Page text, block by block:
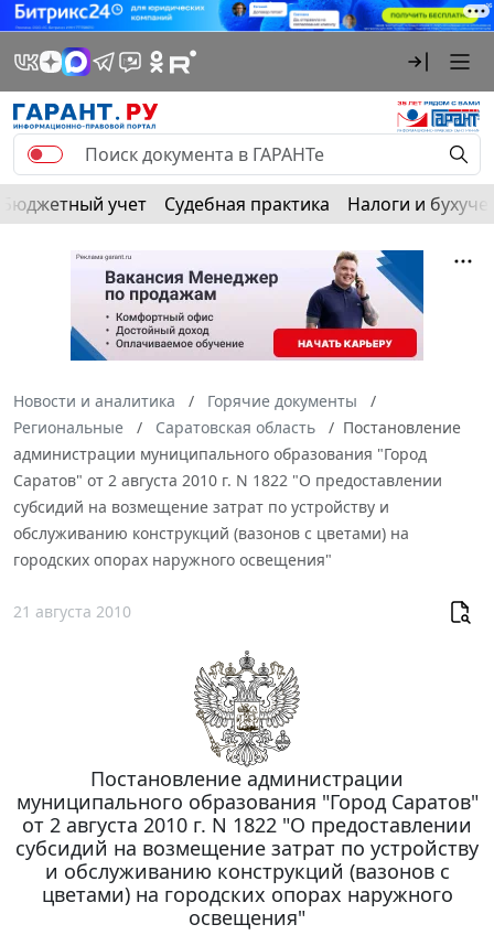
Бюджетный учет Судебная практика Налоги и
Новости и аналитика
Горячие документы
Региональные
Саратовская область
Постановление
администрации муниципального образования "Город
Саратов" от 2 августа 2010 г. N 1822 "О предоставлении
субсидий на возмещение затрат по устройству и
обслуживанию конструкций (вазонов с цветами) на
городских опорах наружного освещения"
21 августа 2010
Постановление администрации
муниципального образования "Город Саратов"
от 2 августа 2010 г. N 1822 "О предоставлении
субсидий на возмещение затрат по устройству
и обслуживанию конструкций (вазонов с
цветами) на городских опорах наружного
освещения"